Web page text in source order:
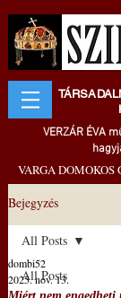
VERZÁR ÉVA
VARGA DOMOKOS
Bejegyzés
All Posts
All Posts
dombi52
2025. nov. 13.